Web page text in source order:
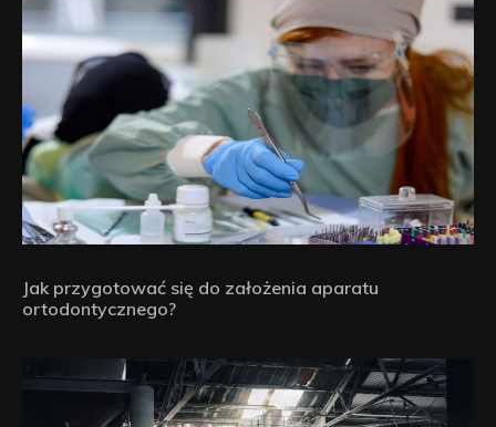
Jak przygotować się do założenia aparatu
ortodontycznego?